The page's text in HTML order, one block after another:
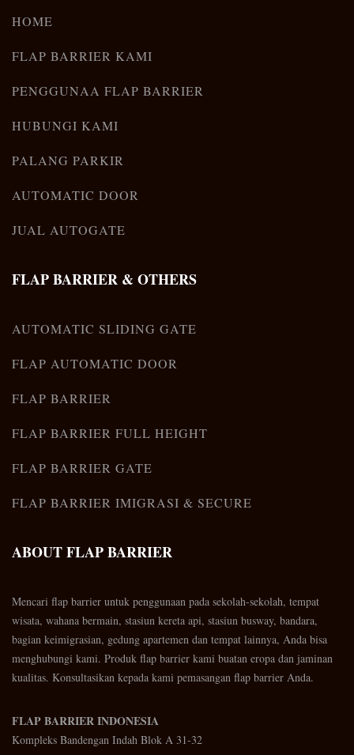
HOME
FLAP BARRIER KAMI
PENGGUNAA FLAP BARRIER
HUBUNGI KAMI
PALANG PARKIR
AUTOMATIC DOOR
JUAL AUTOGATE
FLAP BARRIER & OTHERS
AUTOMATIC SLIDING GATE
FLAP AUTOMATIC DOOR
FLAP BARRIER
FLAP BARRIER FULL HEIGHT
FLAP BARRIER GATE
FLAP BARRIER IMIGRASI & SECURE
ABOUT FLAP BARRIER
Mencari flap barrier untuk penggunaan pada sekolah-sekolah, tempat
wisata, wahana bermain, stasiun kereta api, stasiun busway, bandara,
bagian keimigrasian, gedung apartemen dan tempat lainnya, Anda bisa
menghubungi kami. Produk flap barrier kami buatan eropa dan jaminan
kualitas. Konsultasikan kepada kami pemasangan flap barrier Anda.
FLAP BARRIER INDONESIA
Kompleks Bandengan Indah Blok A 31-32